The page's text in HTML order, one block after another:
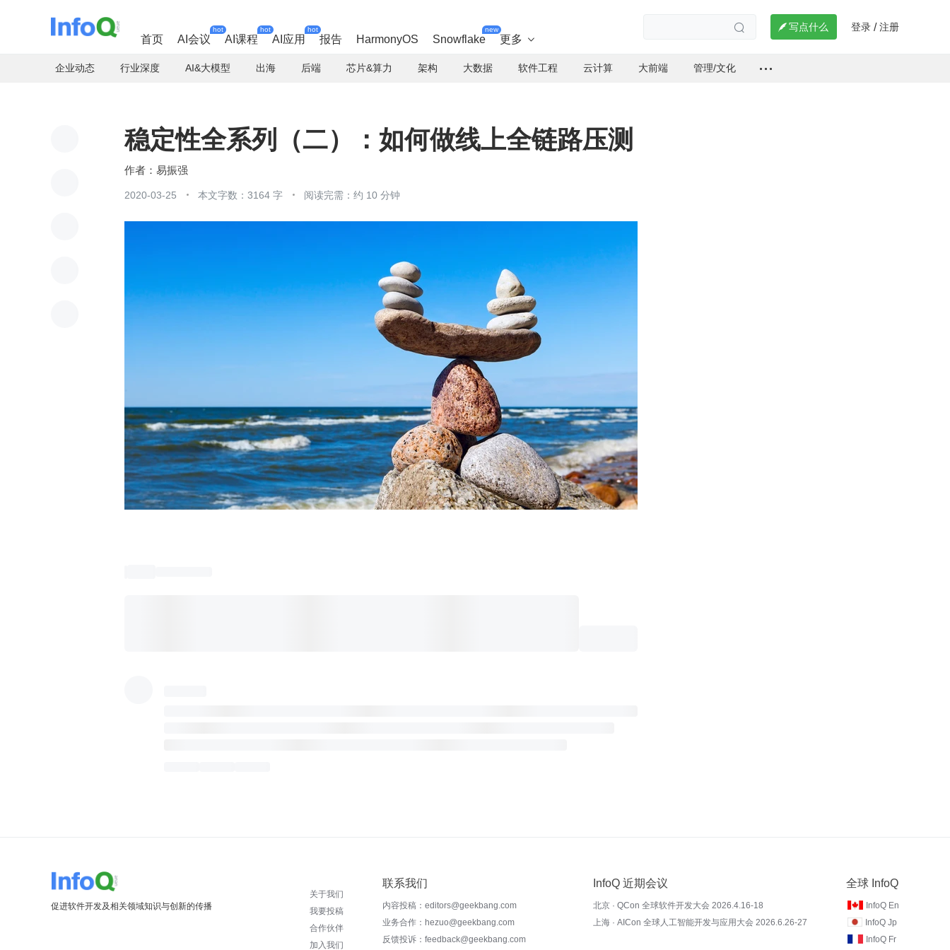
首页 AI会议
hot
AI课程
hot
AI应用
hot
报告 HarmonyOS Snowflake
new
更多 
  写点什么 登录 / 注册
企业动态 行业深度 AI&大模型 出海 后端 芯片&算力 架构 大数据 软件工程 云计算 大前端 管理/文化
稳定性全系列（二）：如何做线上全链路压测
易振强
2020-03-25 本文字数：3164 字 阅读完需：约 10 分钟
促进软件开发及相关领域知识与创新的传播
关于我们
我要投稿
合作伙伴
加入我们
联系我们
内容投稿：editors@geekbang.com
业务合作：hezuo@geekbang.com
反馈投诉：feedback@geekbang.com
InfoQ 近期会议
北京 · QCon 全球软件开发大会 2026.4.16-18
上海 · AICon 全球人工智能开发与应用大会 2026.6.26-27
全球 InfoQ
InfoQ En
InfoQ Jp
InfoQ Fr